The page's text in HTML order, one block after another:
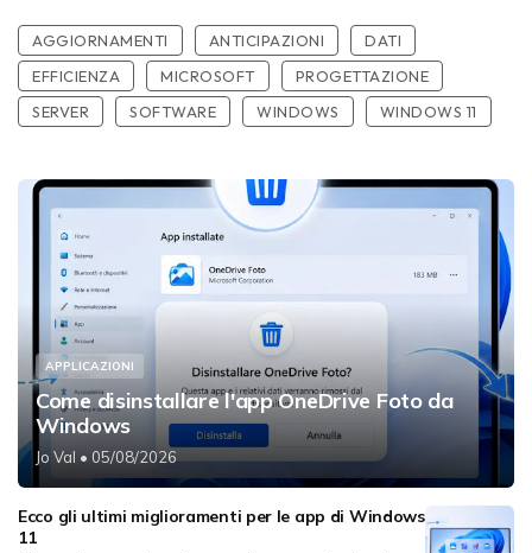
AGGIORNAMENTI ANTICIPAZIONI
DATI
EFFICIENZA
MICROSOFT
PROGETTAZIONE
SERVER
SOFTWARE WINDOWS WINDOWS 11
APPLICAZIONI
Come disinstallare l'app OneDrive Foto da
Windows
Jo Val • 05/08/2026
Ecco gli ultimi miglioramenti per le app di Windows
11